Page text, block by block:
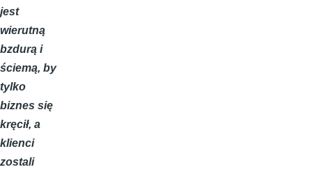
jest
wierutną
bzdurą i
ściemą, by
tylko
biznes się
kręcił, a
klienci
zostali